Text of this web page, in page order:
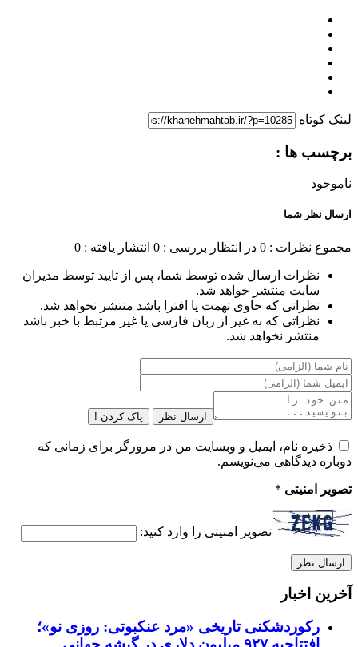
لینک کوتاه
برچسب ها :
ناموجود
ارسال نظر شما
مجموع نظرات : 0 در انتظار بررسی : 0 انتشار یافته : 0
نظرات ارسال شده توسط شما، پس از تایید توسط مدیران
سایت منتشر خواهد شد.
نظراتی که حاوی تهمت یا افترا باشد منتشر نخواهد شد.
نظراتی که به غیر از زبان فارسی یا غیر مرتبط با خبر باشد
منتشر نخواهد شد.
ارسال نظر پاک کردن !
ذخیره نام، ایمیل و وبسایت من در مرورگر برای زمانی که
دوباره دیدگاهی می‌نویسم.
تصویر امنیتی *
تصویر امنیتی را وارد کنید:
آخرین اخبار
رکوردشکنی تاریخی «مرد عنکبوتی: روزی نو»؛